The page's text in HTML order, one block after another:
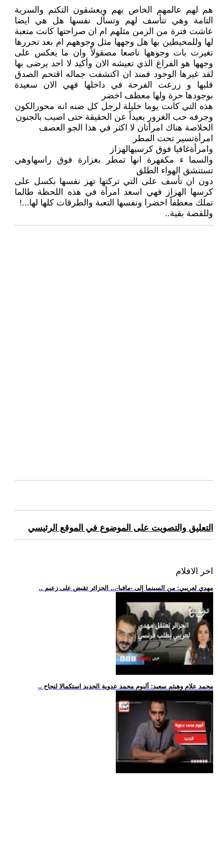
هم لهم عالمهم الخاص بهم ويعشقون التكتم والسرية
التامة وهي تتأسف لهم وتسأل نفسها هل هي ايضا
عاشت فترة من الزمن مثلهم ام ان صراحتها كانت متعبة
لها وللمحيطين بها هل وجهها مثل وجوههم ام بعد تحررها
تغيرت بات وجوهها ناصعا مصقولاً وان ما يعكس على
وجهها هو الفراغ الذي تعيشه الان وأكيد لا احد يرضى بها
لقد غيرها الوجود فمنذ ان اكتشفت جماله اقتحم الصدق
قلبها و زرعت الفرحة في داخلها فهي الان سعيدة
بوجودها حرة ولها معطف اخضر
هذه التي كانت يوما خليلة لرجل كل ضنه انه محورالكون
وجرفه حب الغرور بعيداً عن الحقيقة حتى اصيب بالجنون
الخلاصة هناك امرأتان لا اكثر في هذا الجو العصف
امرأةتسير تحت المطر
وامرأةغافيا فوق كرسيهالهزاز
والسما ء مكفهرة انها تمطر بغزارة فوق راسهاوهي
تستنشق الهواء الطلق
دون ان تأسف على التي تركتها تهز نفسها بكسل على
كرسها الهزاز فهي اسعد امرأة في هذه اللحظة طالما
تملك معطفاً اخضرا ونفسها التعبة والطرقات كلها لها...!
وللقصة بقية..
التعليق والتصويت على الموضوع في الموقع الرئيسي
اخر الافلام
.. مهدي لعريبي: من السينما إلى -مافيا-... الجزائر تقبض على زعيم
.. محمد علام وهيثم سعيد: ألبوم محمد عدوية الجديد استكمالا لنجاح